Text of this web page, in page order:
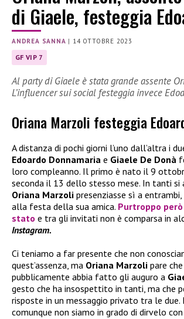
di Giaele, festeggia
ANDREA SANNA | 14 OTTOBRE 2023
GF VIP 7
Al party di Giaele è stata grande assente
L’influencer sui social festeggia invece
Oriana Marzoli festeggia
A distanza di pochi giorni l’uno dall’altra i
Edoardo Donnamaria e Giaele De Donà
loro compleanno. Il primo è nato il 9
seconda il 13 dello stesso mese. In tanti si
Oriana Marzoli presenziasse sì a
alla festa della sua amica. Purtroppo
stato e tra gli invitati non è comparsa in
Instagram.
Ci teniamo a far presente che non
quest’assenza, ma Oriana Marzoli pare
pubblicamente abbia fatto gli auguro a
gesto che ha insospettito in tanti, ma che
risposte in un messaggio privato tra le due.
comunque non siamo in grado di dirvelo